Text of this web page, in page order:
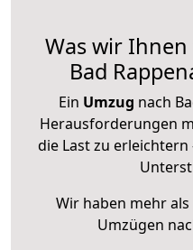
Was wir
Bad
Ein Umzug nach
Herausforderungen
die Last zu
Wir haben mehr
Umzügen